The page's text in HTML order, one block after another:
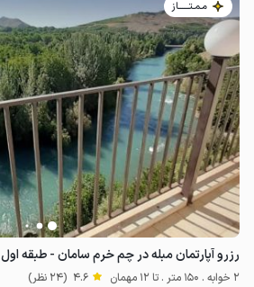
8.5میلیون ت 4.6
مـمـتــــــاز
رزرو آپارتمان مبله در چم خرم سامان - طبقه اول
2 خوابه . 150 متر . تا 12 مهمان 4.6 (24 نظر)